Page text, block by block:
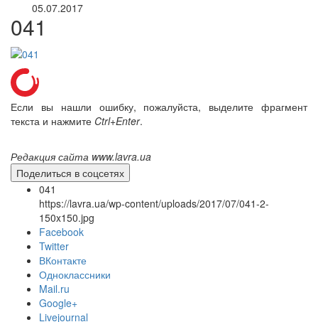
Онлайн трансляции
12 сентября 2015
12 сентября 2015
05.07.2017
041
Если вы нашли ошибку, пожалуйста, выделите фрагмент
текста и нажмите Ctrl+Enter.
Редакция сайта www.lavra.ua
Поделиться в соцсетях
041
https://lavra.ua/wp-content/uploads/2017/07/041-2-
150x150.jpg
Facebook
Twitter
ВКонтакте
Одноклассники
Mail.ru
Google+
Livejournal